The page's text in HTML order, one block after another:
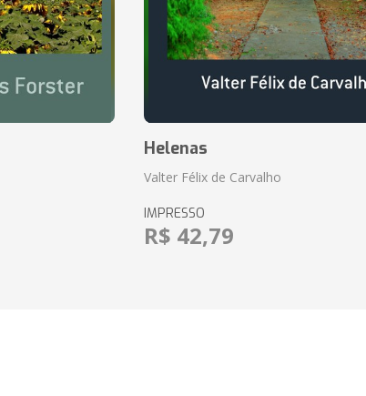
Helenas
Valter Félix de Carvalho
IMPRESSO
R$ 42,79